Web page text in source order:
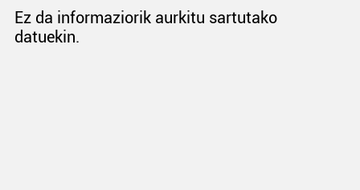
Ez da informaziorik aurkitu sartutako
datuekin.